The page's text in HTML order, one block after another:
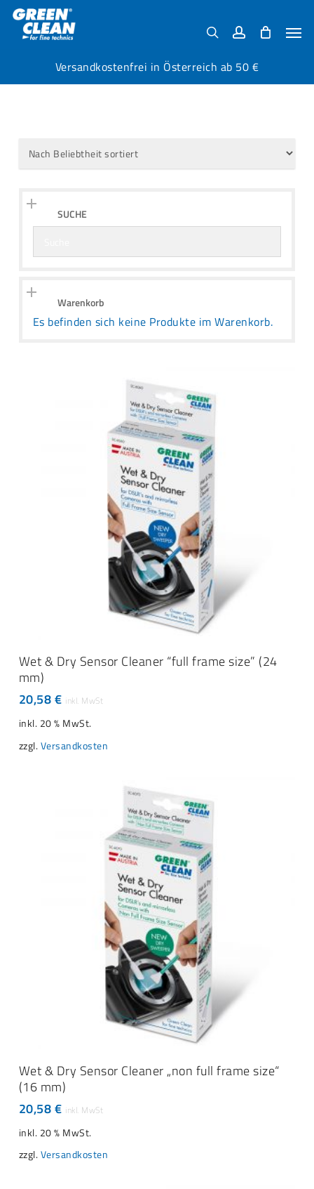
Versandkostenfrei in Österreich ab 50 €
Skip
main
searchaccount
SUCHE
Warenkorb
Es befinden sich keine Produkte im Warenkorb.
IN DEN WARENKORB
Wet & Dry Sensor Cleaner “full frame size” (24
mm)
20,58€
inkl. 20 % MwSt.
zzgl. Versandkosten
IN DEN WARENKORB
Wet & Dry Sensor Cleaner „non full frame size“
(16 mm)
20,58€
inkl. 20 % MwSt.
zzgl. Versandkosten